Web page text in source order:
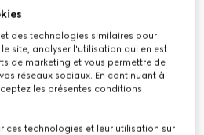
des technologies similaires pour
site, analyser l'utilisation qui en est
de marketing et vous permettre de
réseaux sociaux. En continuant à
les présentes conditions
ces technologies et leur utilisation sur